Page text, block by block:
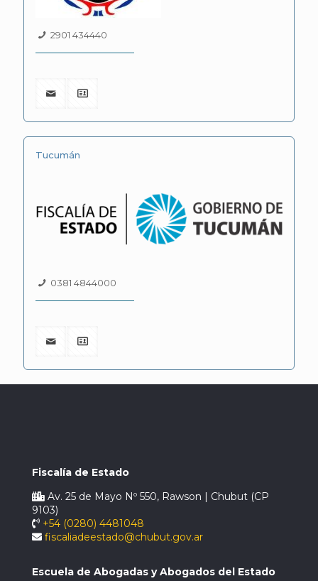
2901 434440
Tucumán
0381 4844000
Fiscalía de Estado
Av. 25 de Mayo Nº 550, Rawson | Chubut (CP
9103)
+54 (0280) 4481048
fiscaliadeestado@chubut.gov.ar
Escuela de Abogadas y Abogados del Estado